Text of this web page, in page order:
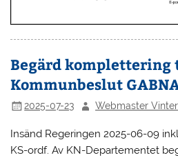
Begärd
Kommunbeslut
2025-07-23 Webmaster
Insänd Regeringen 2025-06-09
KS-ordf. Av KN-Departementet